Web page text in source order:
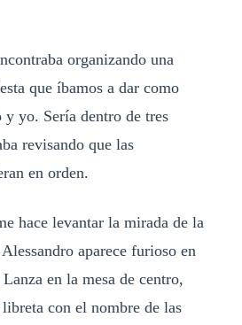
organizando una
que íbamos a dar como
y yo. Sería dentro de tres
revisando que las
en orden.
hace levantar la mirada de la
aparece furioso en
en la mesa de centro,
con el nombre de las